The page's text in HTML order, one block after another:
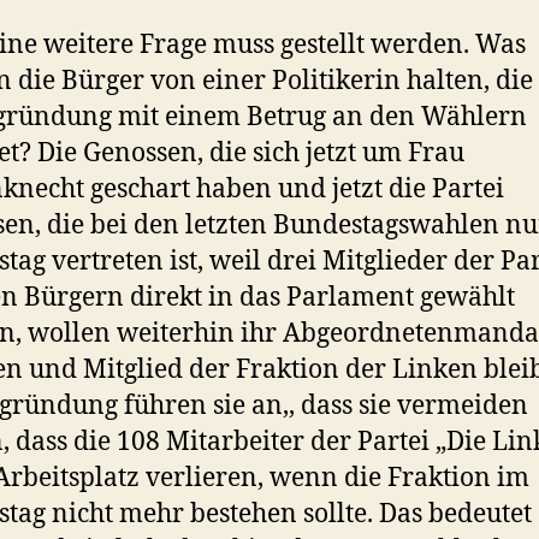
weitere Frage muss gestellt werden. Was
die Bürger von einer Politikerin halten, die
mit einem Betrug an den Wählern
Die Genossen, die sich jetzt um Frau
geschart haben und jetzt die Partei
die bei den letzten Bundestagswahlen
vertreten ist, weil drei Mitglieder der
Bürgern direkt in das Parlament gewählt
wollen weiterhin ihr
und Mitglied der Fraktion der Linken
führen sie an,, dass sie vermeiden
dass die 108 Mitarbeiter der Partei „Die
verlieren, wenn die Fraktion im
nicht mehr bestehen sollte. Das bedeutet